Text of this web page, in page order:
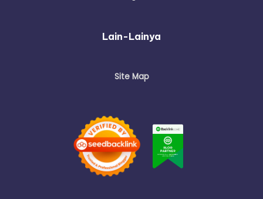
Lain-Lainya
Site Map